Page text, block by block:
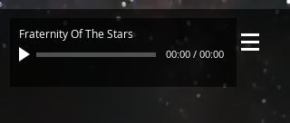
Fraternity Of The Stars
00:00 / 00:00